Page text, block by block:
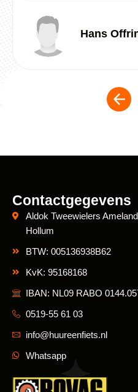
Hans
Contactgegevens
Aldok Tweewielers
Hollum
BTW: 005136938B62
KvK: 95168168
IBAN: NL09 RABO
0519-55 61 03
info@huureenfiets.nl
Whatsapp